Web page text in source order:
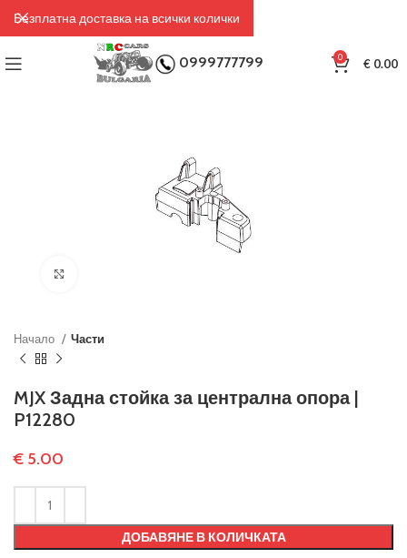
0999777799 0 €0.00
Начало Части
MJX Задна стойка за централна опора |
P12280
€ 5.00
ДОБАВЯНЕ В КОЛИЧКАТА
Безплатна доставка на всички колички